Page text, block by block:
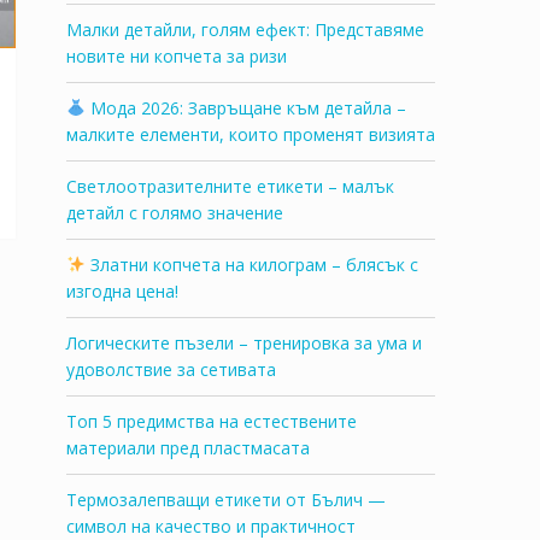
Малки детайли, голям ефект: Представяме
новите ни копчета за ризи
Мода 2026: Завръщане към детайла –
малките елементи, които променят визията
Светлоотразителните етикети – малък
детайл с голямо значение
Златни копчета на килограм – блясък с
изгодна цена!
Логическите пъзели – тренировка за ума и
удоволствие за сетивата
Топ 5 предимства на естествените
материали пред пластмасата
Термозалепващи етикети от Бълич —
символ на качество и практичност